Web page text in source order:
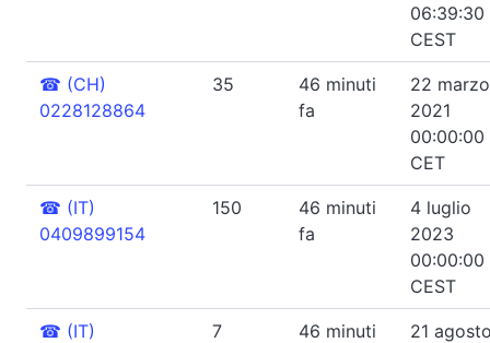
06:39:30
CEST
☎ (CH)
0228128864
35
46 minuti
fa
22 marzo
2021
00:00:00
CET
☎ (IT)
0409899154
150
46 minuti
fa
4 luglio
2023
00:00:00
CEST
☎ (IT)
7
46 minuti
21